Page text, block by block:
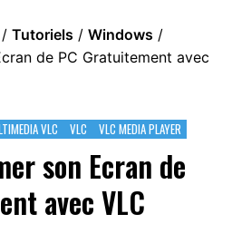
/ Tutoriels / Windows /
de PC Gratuitement avec
VLC VLC VLC MEDIA PLAYER
son Ecran de
avec VLC